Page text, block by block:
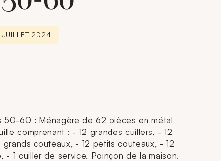
2024
50-60 : Ménagère de 62 pièces en métal
comprenant : - 12 grandes cuillers, - 12
couteaux, - 12 petits couteaux, - 12
- 1 cuiller de service. Poinçon de la maison.